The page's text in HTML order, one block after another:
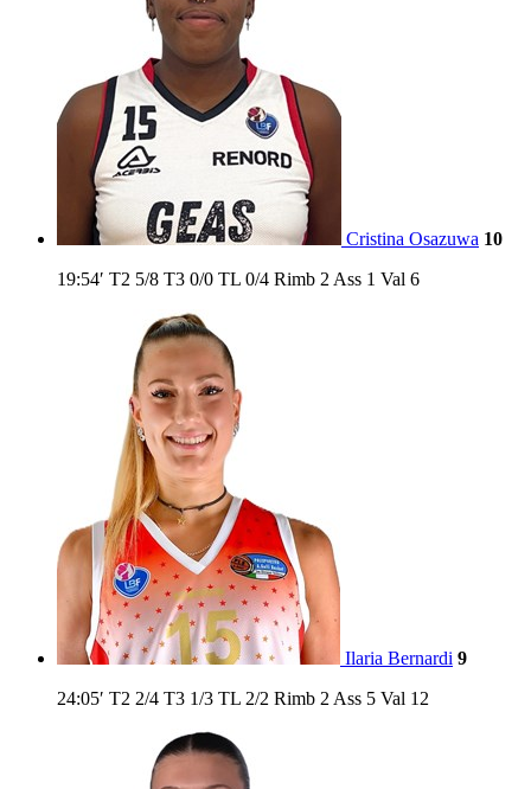
Cristina Osazuwa 10
19:54′ T2 5/8 T3 0/0 TL 0/4 Rimb 2 Ass 1 Val 6
Ilaria Bernardi 9
24:05′ T2 2/4 T3 1/3 TL 2/2 Rimb 2 Ass 5 Val 12